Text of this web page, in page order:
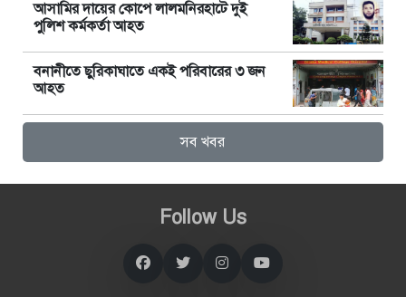
আসামির দায়ের কোপে লালমনিরহাটে দুই
পুলিশ কর্মকর্তা আহত
বনানীতে ছুরিকাঘাতে একই পরিবারের ৩ জন
আহত
সব খবর
Follow Us